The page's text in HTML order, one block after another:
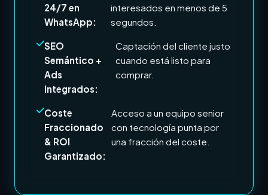
24/7 en
WhatsApp:
interesados en menos de 5
segundos.
SEO
Semántico +
Ads
Integrados:
Captación del cliente justo
cuando está listo para
comprar.
Coste
Fraccionado
& ROI
Garantizado:
Acceso a un equipo senior
con tecnología punta por
una fracción del coste.